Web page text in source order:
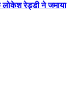
लोकेश रेड्डी ने जमाया